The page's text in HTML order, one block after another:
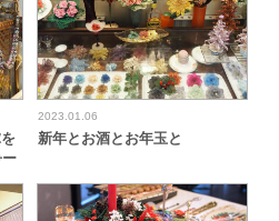
2023.01.06
新年とお酒とお年玉と